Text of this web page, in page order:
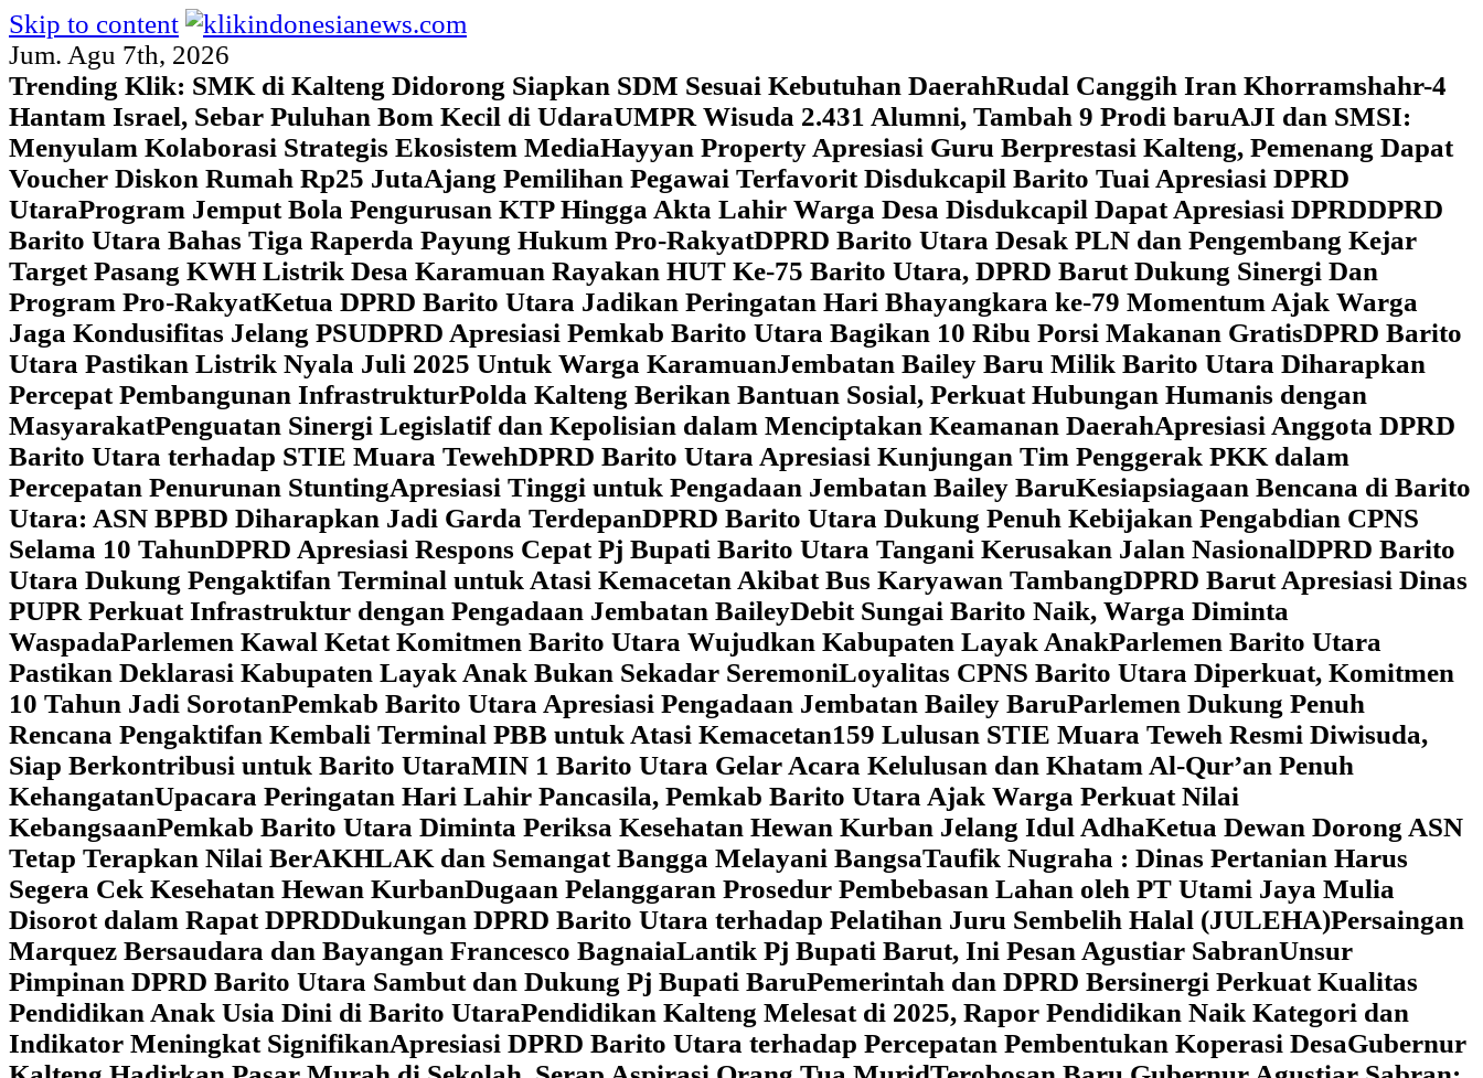
Skip to content
Jum. Agu 7th, 2026
Trending Klik: SMK di Kalteng Didorong Siapkan SDM Sesuai Kebutuhan DaerahRudal Canggih Iran Khorramshahr-4
Hantam Israel, Sebar Puluhan Bom Kecil di UdaraUMPR Wisuda 2.431 Alumni, Tambah 9 Prodi baruAJI dan SMSI:
Menyulam Kolaborasi Strategis Ekosistem MediaHayyan Property Apresiasi Guru Berprestasi Kalteng, Pemenang Dapat
Voucher Diskon Rumah Rp25 JutaAjang Pemilihan Pegawai Terfavorit Disdukcapil Barito Tuai Apresiasi DPRD
UtaraProgram Jemput Bola Pengurusan KTP Hingga Akta Lahir Warga Desa Disdukcapil Dapat Apresiasi DPRDDPRD
Barito Utara Bahas Tiga Raperda Payung Hukum Pro-RakyatDPRD Barito Utara Desak PLN dan Pengembang Kejar
Target Pasang KWH Listrik Desa Karamuan Rayakan HUT Ke-75 Barito Utara, DPRD Barut Dukung Sinergi Dan
Program Pro-RakyatKetua DPRD Barito Utara Jadikan Peringatan Hari Bhayangkara ke-79 Momentum Ajak Warga
Jaga Kondusifitas Jelang PSUDPRD Apresiasi Pemkab Barito Utara Bagikan 10 Ribu Porsi Makanan GratisDPRD Barito
Utara Pastikan Listrik Nyala Juli 2025 Untuk Warga KaramuanJembatan Bailey Baru Milik Barito Utara Diharapkan
Percepat Pembangunan InfrastrukturPolda Kalteng Berikan Bantuan Sosial, Perkuat Hubungan Humanis dengan
MasyarakatPenguatan Sinergi Legislatif dan Kepolisian dalam Menciptakan Keamanan DaerahApresiasi Anggota DPRD
Barito Utara terhadap STIE Muara TewehDPRD Barito Utara Apresiasi Kunjungan Tim Penggerak PKK dalam
Percepatan Penurunan StuntingApresiasi Tinggi untuk Pengadaan Jembatan Bailey BaruKesiapsiagaan Bencana di Barito
Utara: ASN BPBD Diharapkan Jadi Garda TerdepanDPRD Barito Utara Dukung Penuh Kebijakan Pengabdian CPNS
Selama 10 TahunDPRD Apresiasi Respons Cepat Pj Bupati Barito Utara Tangani Kerusakan Jalan NasionalDPRD Barito
Utara Dukung Pengaktifan Terminal untuk Atasi Kemacetan Akibat Bus Karyawan TambangDPRD Barut Apresiasi Dinas
PUPR Perkuat Infrastruktur dengan Pengadaan Jembatan BaileyDebit Sungai Barito Naik, Warga Diminta
WaspadaParlemen Kawal Ketat Komitmen Barito Utara Wujudkan Kabupaten Layak AnakParlemen Barito Utara
Pastikan Deklarasi Kabupaten Layak Anak Bukan Sekadar SeremoniLoyalitas CPNS Barito Utara Diperkuat, Komitmen
10 Tahun Jadi SorotanPemkab Barito Utara Apresiasi Pengadaan Jembatan Bailey BaruParlemen Dukung Penuh
Rencana Pengaktifan Kembali Terminal PBB untuk Atasi Kemacetan159 Lulusan STIE Muara Teweh Resmi Diwisuda,
Siap Berkontribusi untuk Barito UtaraMIN 1 Barito Utara Gelar Acara Kelulusan dan Khatam Al-Qur’an Penuh
KehangatanUpacara Peringatan Hari Lahir Pancasila, Pemkab Barito Utara Ajak Warga Perkuat Nilai
KebangsaanPemkab Barito Utara Diminta Periksa Kesehatan Hewan Kurban Jelang Idul AdhaKetua Dewan Dorong ASN
Tetap Terapkan Nilai BerAKHLAK dan Semangat Bangga Melayani BangsaTaufik Nugraha : Dinas Pertanian Harus
Segera Cek Kesehatan Hewan KurbanDugaan Pelanggaran Prosedur Pembebasan Lahan oleh PT Utami Jaya Mulia
Disorot dalam Rapat DPRDDukungan DPRD Barito Utara terhadap Pelatihan Juru Sembelih Halal (JULEHA)Persaingan
Marquez Bersaudara dan Bayangan Francesco BagnaiaLantik Pj Bupati Barut, Ini Pesan Agustiar SabranUnsur
Pimpinan DPRD Barito Utara Sambut dan Dukung Pj Bupati BaruPemerintah dan DPRD Bersinergi Perkuat Kualitas
Pendidikan Anak Usia Dini di Barito Utara‎Pendidikan Kalteng Melesat di 2025, Rapor Pendidikan Naik Kategori dan
Indikator Meningkat SignifikanApresiasi DPRD Barito Utara terhadap Percepatan Pembentukan Koperasi Desa‎Gubernur